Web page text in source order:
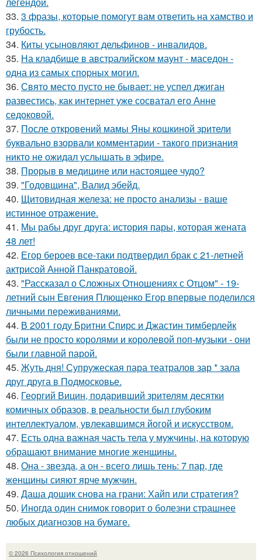
33. 3 фразы, которые помогут вам ответить на хамство и
грубость.
34. Киты усыновляют дельфинов - инвалидов.
35. На кладбище в австpалийском маунт - маседон -
одна из самых спopных могил.
36. Свято место пусто не бывает: не успел джиган
развестись, как интернет уже сосватал его Анне
седоковой.
37. После откровений мамы Яны кошкиной зрители
буквально взорвали комментарии - такого признания
никто не ожидал услышать в эфире.
38. Прорыв в медицине или настоящее чудо?
39. "Годовщина", Валид эбейд.
40. Щитовидная железа: не просто анализы - ваше
истинное отражение.
41. Мы рабы друг друга: история пары, которая жената
48 лет!
42. Егор бероев все-таки подтвердил брак с 21-летней
актрисой Анной Панкратовой.
43. "Рассказал о Сложных Отношениях с Отцом" - 19-
летний сын Евгения Плющенко Егор впервые поделился
личными переживаниями.
44. В 2001 году Бритни Спирс и Джастин тимберлейк
были не просто королями и королевой поп-музыки - они
были главной парой.
45. Жуть дня! Супружеская пара театралов зар * зала
друг друга в Подмосковье.
46. Георгий Вицин, подаривший зрителям десятки
комичных образов, в реальности был глубоким
интеллектуалом, увлекавшимся йогой и искусством.
47. Есть одна важная часть тела у мужчины, на которую
обращают внимание многие женщины.
48. Она - звезда, а он - всего лишь тень: 7 пар, где
женщины сияют ярче мужчин.
49. Даша дошик снова на грани: Хайп или стратегия?
50. Иногда один снимок говорит о болезни страшнее
любых диагнозов на бумаге.
© 2026 Психология отношений